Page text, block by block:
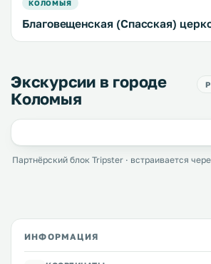
КОЛОМЫЯ
Благовещенская (Спасская)
Экскурсии в городе
Коломыя
Партнёрский блок Tripster · встраивается
ИНФОРМАЦИЯ